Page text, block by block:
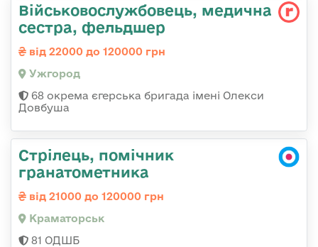
Військовослужбовець, медична
сестра, фельдшер
від 22000 до 120000 грн
Ужгород
68 окрема єгерська бригада імені Олекси
Довбуша
Стрілець, помічник
гранатометника
від 21000 до 120000 грн
Краматорськ
81 ОДШБ